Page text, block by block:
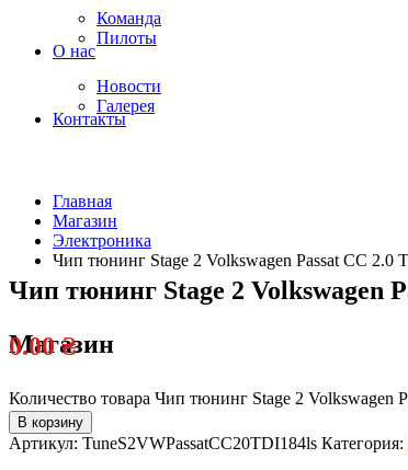
Команда
Пилоты
О нас
Новости
Галерея
Контакты
Главная
Магазин
Электроника
Чип тюнинг Stage 2 Volkswagen Passat CC 2.0
Магазин
Чип тюнинг Stage 2 Volkswagen
0.00₴
Количество товара Чип тюнинг Stage 2 Volkswagen
В корзину
Артикул: TuneS2VWPassatCC20TDI184ls Категория: